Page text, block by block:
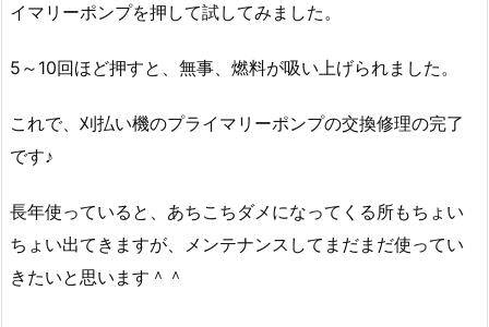
イマリーポンプを押して試してみました。
5～10回ほど押すと、無事、燃料が吸い上げられました。
これで、刈払い機のプライマリーポンプの交換修理の完了
です♪
長年使っていると、あちこちダメになってくる所もちょい
ちょい出てきますが、メンテナンスしてまだまだ使ってい
きたいと思います＾＾